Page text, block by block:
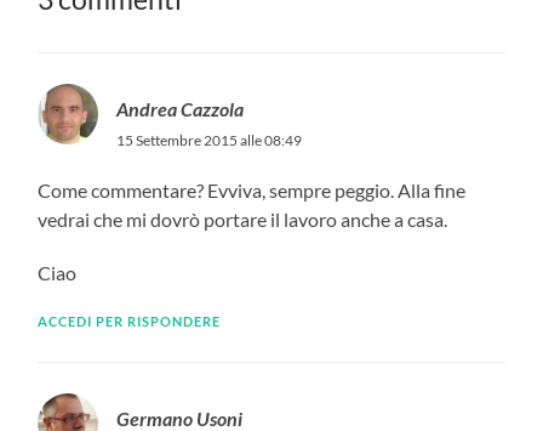
Andrea Cazzola
15 Settembre 2015 alle 08:49
Come commentare? Evviva, sempre peggio. Alla fine
vedrai che mi dovrò portare il lavoro anche a casa.
Ciao
ACCEDI PER RISPONDERE
Germano Usoni